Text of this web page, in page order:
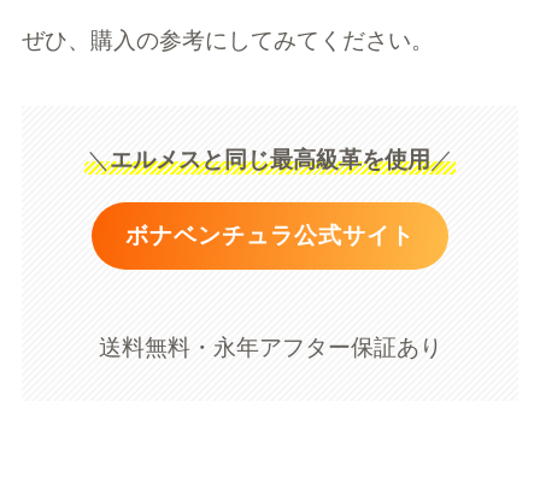
ぜひ、購入の参考にしてみてください。
＼エルメスと同じ最高級革を使用／
ボナベンチュラ公式サイト
送料無料・永年アフター保証あり